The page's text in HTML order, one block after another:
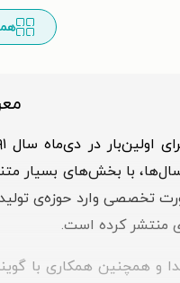
با بخش‌های بسیار
تخصصی وارد حوزه‌ی
منتشر کرده است.
همچنین همکاری با